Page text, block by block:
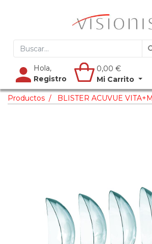
Hola,
Registro
0,00 €
Mi Carrito
Productos BLISTER ACUVUE